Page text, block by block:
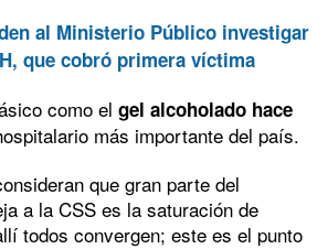
al Ministerio Público investigar
que cobró primera víctima
como el gel alcoholado hace
más importante del país.
que gran parte del
a la CSS es la saturación de
todos convergen; este es el punto